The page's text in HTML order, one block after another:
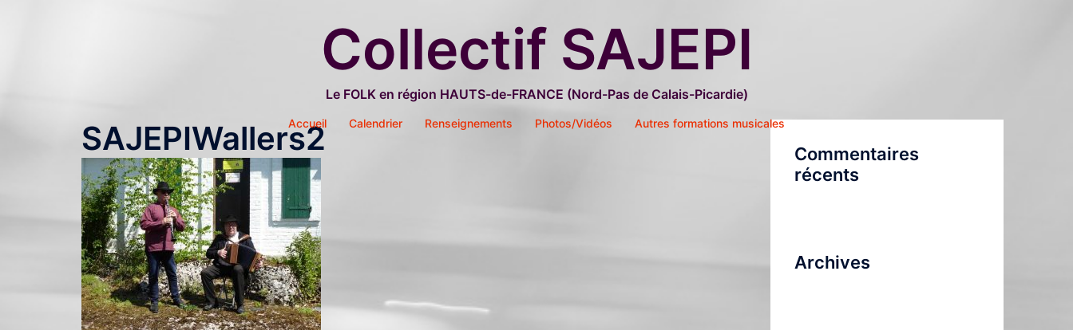
Collectif SAJEPI
Le FOLK en région HAUTS-de-FRANCE (Nord-Pas de Calais-Picardie)
Accueil Calendrier Renseignements Photos/Vidéos Autres formations musicales
SAJEPIWallers2
Commentaires
récents
Archives